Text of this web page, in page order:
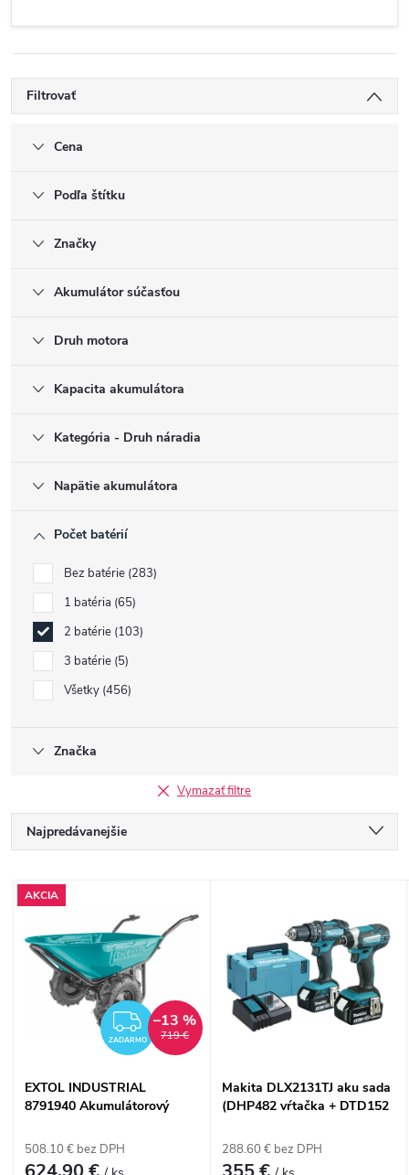
Filtrovať
Cena
Podľa štítku
Značky
Akumulátor súčasťou
Druh motora
Kapacita akumulátora
Kategória - Druh náradia
Napätie akumulátora
Počet batérií
Bez batérie 283
1 batéria 65
2 batérie 103
3 batérie 5
Všetky 456
Značka
Vymazať filtre
R
a
d
e
p
Najpredávanejšie
Najdrahšie
Abecedne
V
ý
s
AKCIA
ZADARMO
ZADARMO 719 €
–13 %
EXTOL INDUSTRIAL
8791940 Akumulátorový
(2x6Ah, 100L, 260kg)
508.10 € bez DPH
Makita DLX2131TJ aku sada
(DHP482 vŕtačka + DTD152
+ Makpac)
288.60 € bez DPH